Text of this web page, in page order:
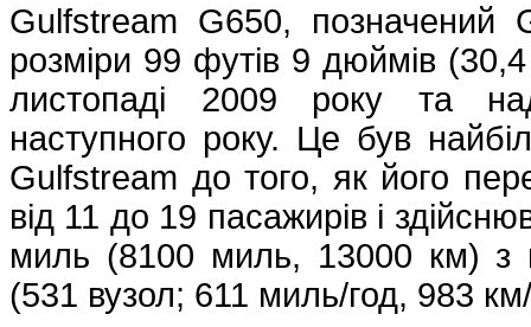
Gulfstream G650, позначений
розміри 99 футів 9 дюймів
листопаді 2009 року та
наступного року. Це був
Gulfstream до того, як його
від 11 до 19 пасажирів і
миль (8100 миль, 13000 км) з
(531 вузол; 611 миль/год, 983